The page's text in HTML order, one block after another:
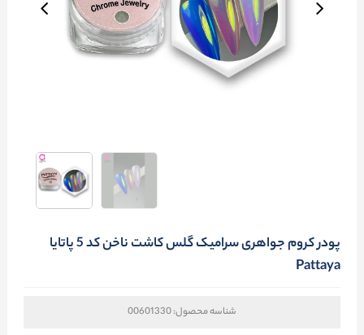
پودر کروم جواهری سرامیک گلس کاشت ناخن کد 5 پاتایا
Pattaya
شناسه محصول:00601330